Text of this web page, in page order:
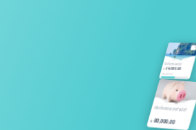
4
ไปเที่ยวทะเลกัน!
฿24,000.00
/48,000.00
เงินเก็บของเราห้ามใช้!
฿ 80,000.00